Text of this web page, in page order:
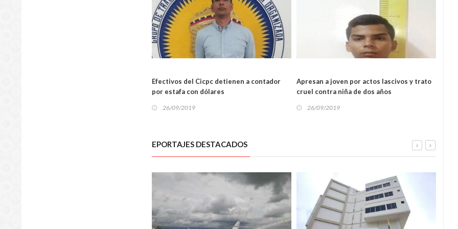
SUCESOS
Efectivos del Cicpc detienen a contador
por estafa con dólares
26/09/2019
SUCESOS
Apresan a joven por actos lascivos y trato
cruel contra niña de dos años
26/09/2019
EPORTAJES DESTACADOS